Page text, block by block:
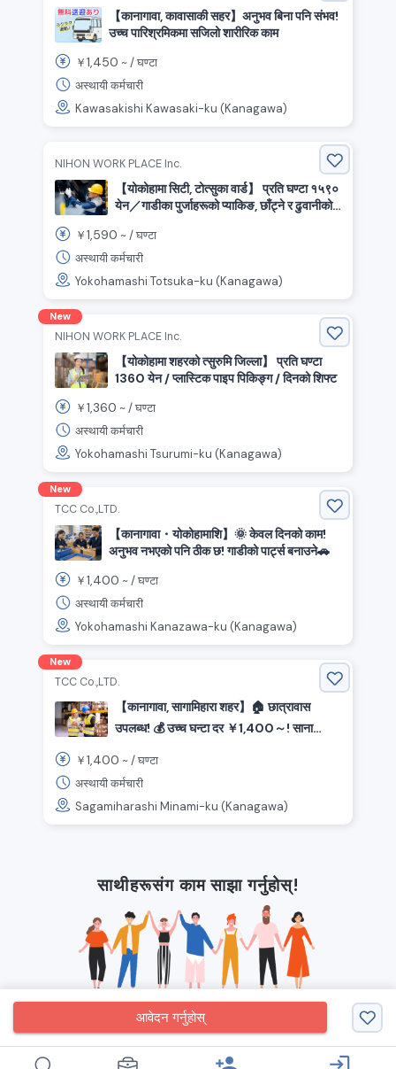
आवेदन गर्नुहोस्
【कानागावा, कावासाकी सहर】अनुभव बिना पनि संभव!
उच्च पारिश्रमिकमा सजिलो शारीरिक काम
￥1,450 ~ /घण्टा
अस्थायी कर्मचारी
Kawasakishi Kawasaki-ku (Kanagawa)
NIHON WORK PLACE Inc.
【योकोहामा सिटी, टोत्सुका वार्ड】 प्रति घण्टा १५९०
येन／गाडीका पुर्जाहरूको प्याकिङ, छाँट्ने र ढुवानीको
￥1,590 ~ /घण्टा
अस्थायी कर्मचारी
Yokohamashi Totsuka-ku (Kanagawa)
New
NIHON WORK PLACE Inc.
【योकोहामा शहरको त्सुरुमि जिल्ला】 प्रति घण्टा
1360 येन / प्लास्टिक पाइप पिकिङ्ग / दिनको शिफ्ट
￥1,360 ~ /घण्टा
अस्थायी कर्मचारी
Yokohamashi Tsurumi-ku (Kanagawa)
New
TCC Co.,LTD.
【कानागावा・योकोहामाशि】🌞 केवल दिनको काम!
अनुभव नभएको पनि ठीक छ! गाडीको पार्ट्स बनाउने🚗
￥1,400 ~ /घण्टा
अस्थायी कर्मचारी
Yokohamashi Kanazawa-ku (Kanagawa)
New
TCC Co.,LTD.
【कानागावा, सागामिहारा शहर】🏠 छात्रावास
उपलब्ध! 💰 उच्च घन्टा दर ￥1,400～! साना
लागि भर्ना!
￥1,400 ~ /घण्टा
अस्थायी कर्मचारी
Sagamiharashi Minami-ku (Kanagawa)
साथीहरूसंग काम साझा गर्नुहोस्!
person_add login